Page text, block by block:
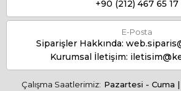
+90 (212) 467 65 17
E-Posta
Siparişler Hakkında:
Kurumsal İletişim:
Çalışma Saatlerimiz: Pazartesi - Cuma